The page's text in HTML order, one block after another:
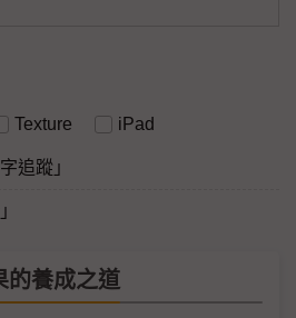
Texture iPad
追蹤」
的養成之道